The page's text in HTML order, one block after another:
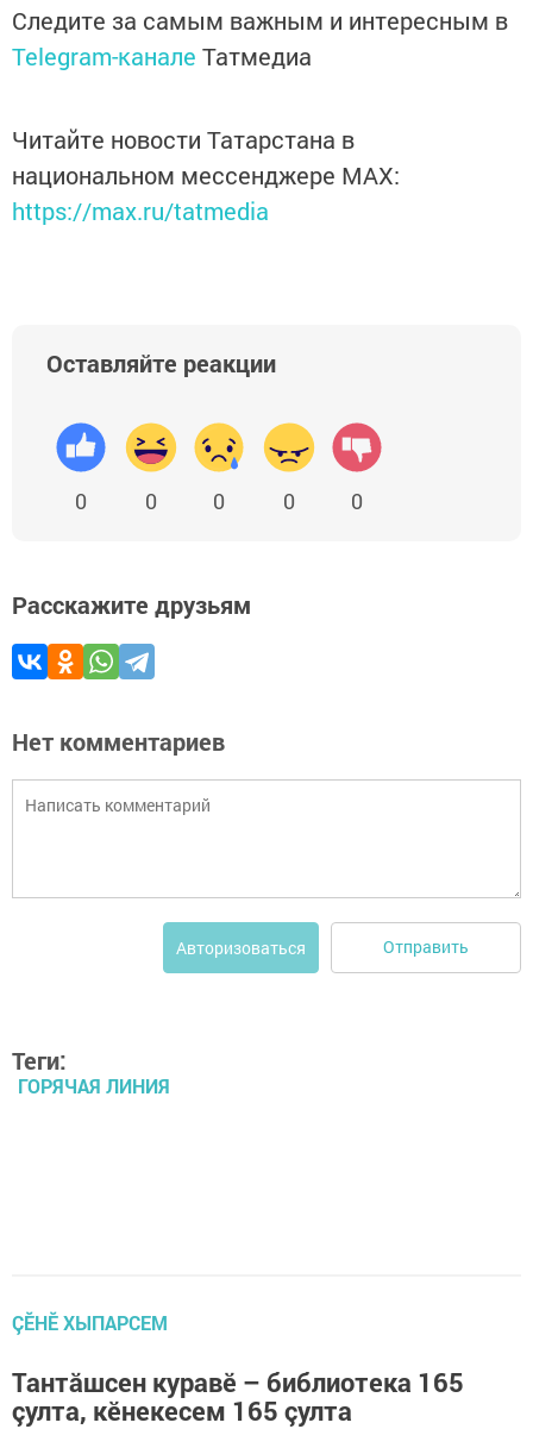
Следите за самым важным и интересным в
Telegram-канале Татмедиа
Читайте новости Татарстана в
национальном мессенджере MАХ:
https://max.ru/tatmedia
Оставляйте реакции
0 0 0 0 0
Расскажите друзьям
Нет комментариев
Авторизоваться Отправить
Теги:
ГОРЯЧАЯ ЛИНИЯ
ÇӖНӖ ХЫПАРСЕМ
Тантăшсен куравӗ – библиотека 165
çулта, кӗнекесем 165 çулта